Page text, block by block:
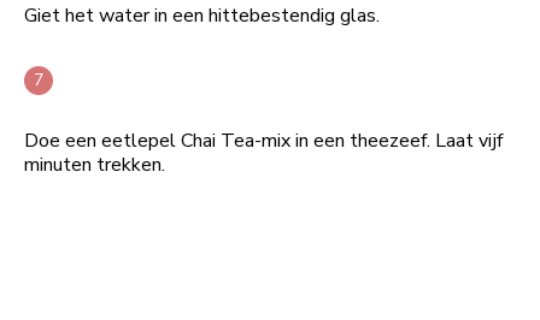
Giet het water in een hittebestendig glas.
Doe een eetlepel Chai Tea-mix in een theezeef. Laat vijf
minuten trekken.